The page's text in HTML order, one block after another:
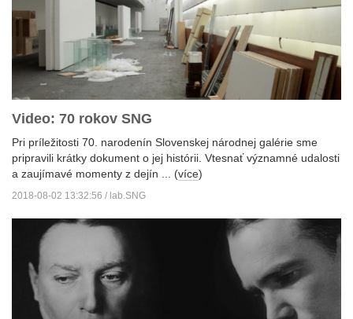
Video: 70 rokov SNG
Pri príležitosti 70. narodenín Slovenskej národnej galérie sme
pripravili krátky dokument o jej histórii. Vtesnať významné udalosti
a zaujímavé momenty z dejín ... (více)
2018-08-02 13:32:56 / lab.SNG